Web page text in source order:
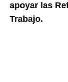
apoyar las
Trabajo.